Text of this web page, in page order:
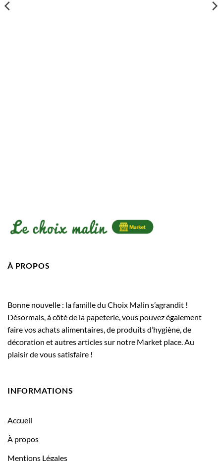
À PROPOS
Bonne nouvelle : la famille du Choix Malin s’agrandit !
Désormais, à côté de la papeterie, vous pouvez également
faire vos achats alimentaires, de produits d’hygiène, de
décoration et autres articles sur notre Market place. Au
plaisir de vous satisfaire !
INFORMATIONS
Accueil
À propos
Mentions Légales